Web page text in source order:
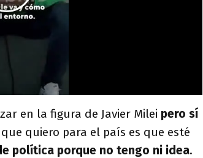
en la figura de Javier Milei pero sí
que quiero para el país es que esté
política porque no tengo ni idea.